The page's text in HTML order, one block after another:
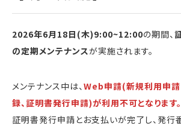
2026年6月18日(木)9:00~12:00の期間、
の定期メンテナンスが実施されます。
メンテナンス中は、 Web申請(新規利用申請
録、証明書発行申請)が利用不可となります。
証明書発行申請とお支払いが完了し、発行